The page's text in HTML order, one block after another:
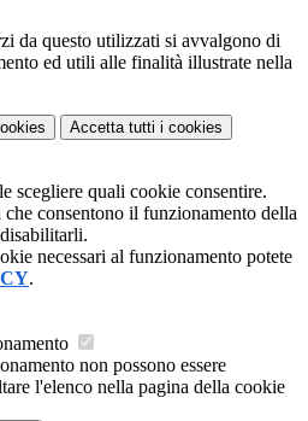
da questo utilizzati si avvalgono di
ed utili alle finalità illustrate nella
Accetta tutti i cookies
scegliere quali cookie consentire.
consentono il funzionamento della
necessari al funzionamento potete
.
non possono essere
l'elenco nella pagina della cookie